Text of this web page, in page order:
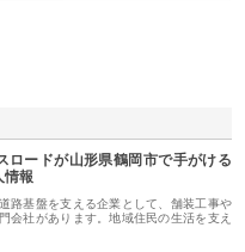
ロードが山形県鶴岡市で手がける
情報
路基盤を支える企業として、舗装工事や
会社があります。地域住民の生活を支え